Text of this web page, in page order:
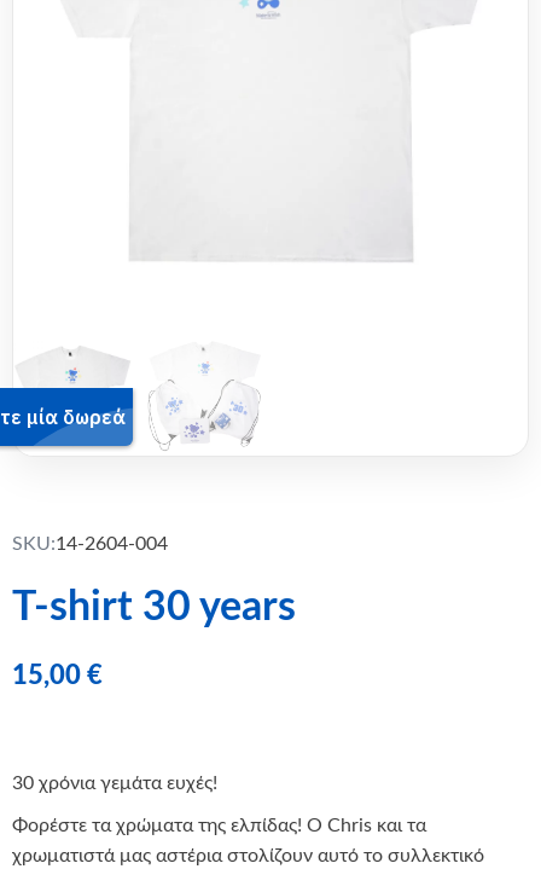
SKU:14-2604-004
T-shirt 30 years
15,00 €
30 χρόνια γεμάτα ευχές!
Φορέστε τα χρώματα της ελπίδας! Ο Chris και τα
χρωματιστά μας αστέρια στολίζουν αυτό το συλλεκτικό